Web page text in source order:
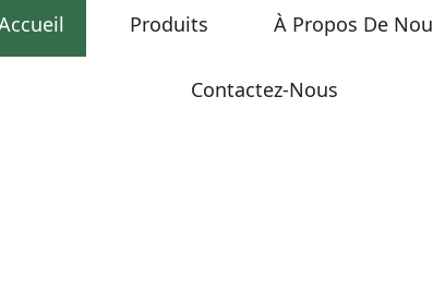
Produits À Propos De
Contactez-Nous